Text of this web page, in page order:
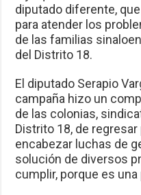
diputado diferente,
para atender los
de las familias
del Distrito 18.
El diputado Serapio
campaña hizo un
de las colonias,
Distrito 18, de
encabezar luchas de
solución de diversos
cumplir, porque es